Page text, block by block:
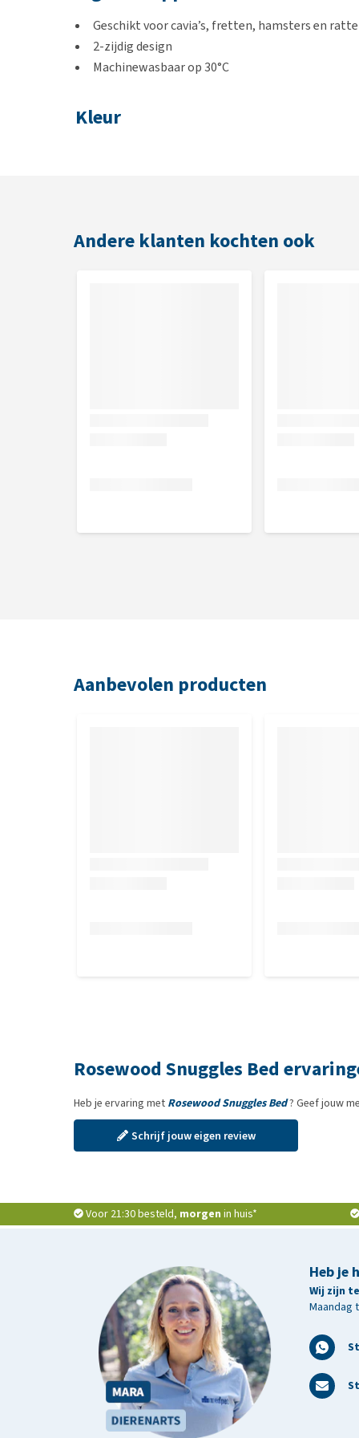
Geschikt voor cavia’s, fretten, hamsters en
2-zijdig design
Machinewasbaar op 30°C
Kleur
24 x 23 x 21 cm
Andere klanten kochten ook
Aanbevolen producten
Rosewood Snuggles Bed
Heb je ervaring met Rosewood Snuggles Bed? Geef jouw
Schrijf jouw eigen review
Voor 21:30 besteld, morgen in huis*
Heb je
Wij zijn
Maandag